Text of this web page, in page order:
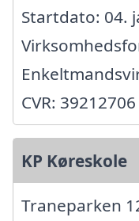
Startdato: 04.
CVR: 39212706
KP Køreskole
Traneparken